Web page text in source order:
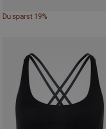
Du sparst 19%